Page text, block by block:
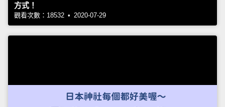
方式！
觀看次數：18532 • 2020-07-29